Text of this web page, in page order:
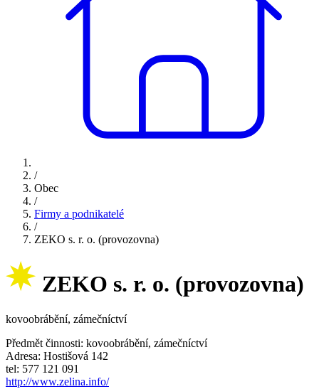
/
Obec
/
Firmy a podnikatelé
/
ZEKO s. r. o. (provozovna)
ZEKO s. r. o. (provozovna)
kovoobrábění, zámečníctví
Předmět činnosti: kovoobrábění, zámečníctví
Adresa: Hostišová 142
tel: 577 121 091
http://www.zelina.info/